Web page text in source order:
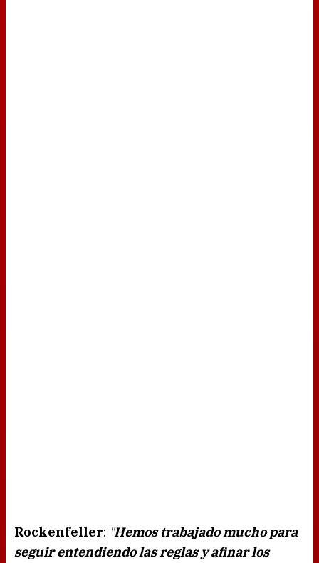
Rockenfeller: "Hemos trabajado mucho para
seguir entendiendo las reglas y afinar los